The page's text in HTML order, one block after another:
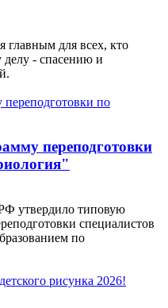
главным для всех, кто
делу - спасению и
переподготовки
утвердило типовую
специалистов
по